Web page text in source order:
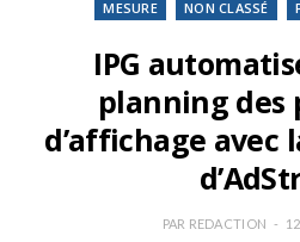
MESURE NON CLASSÉ
IPG
planning des
d’affichage avec
PAR REDACTION